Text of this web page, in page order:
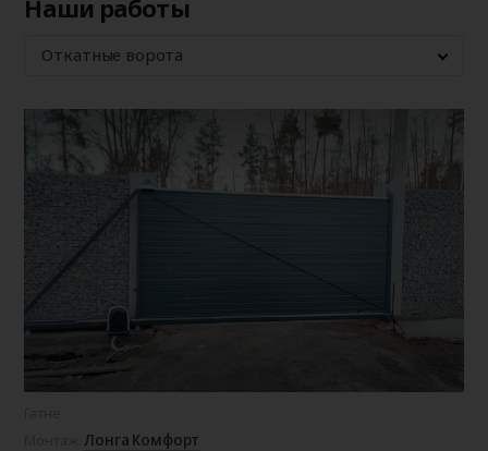
Наши работы
Откатные ворота
Лонга Комфорт